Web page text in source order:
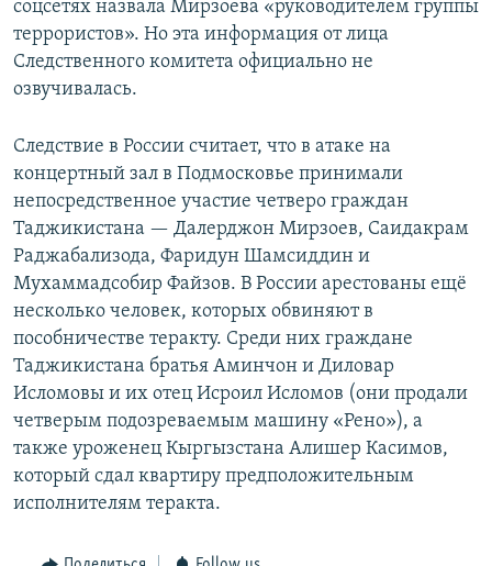
соцсетях назвала Мирзоева «руководителем группы
террористов». Но эта информация от лица
Следственного комитета официально не
озвучивалась.
Следствие в России считает, что в атаке на
концертный зал в Подмосковье принимали
непосредственное участие четверо граждан
Таджикистана — Далерджон Мирзоев, Саидакрам
Раджабализода, Фаридун Шамсиддин и
Мухаммадсобир Файзов. В России арестованы ещё
несколько человек, которых обвиняют в
пособничестве теракту. Среди них граждане
Таджикистана братья Аминчон и Диловар
Исломовы и их отец Исроил Исломов (они продали
четверым подозреваемым машину «Рено»), а
также уроженец Кыргызстана Алишер Касимов,
который сдал квартиру предположительным
исполнителям теракта.